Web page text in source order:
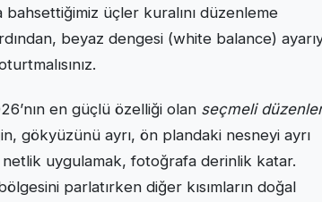
bahsettiğimiz üçler kuralını düzenleme
beyaz dengesi (white balance)
en güçlü özelliği olan seçmeli
gökyüzünü ayrı, ön plandaki nesneyi ayrı
uygulamak, fotoğrafa derinlik katar.
parlatırken diğer kısımların doğal